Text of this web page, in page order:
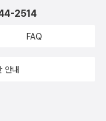
웠다. 달님은 박 간호
어떤 결정을 하든 도와
기 낳는다면 어린 엄마
까지 받았다. 뛰어난 상
. 제목의 Y는 Y염색체
2514
FAQ
안내